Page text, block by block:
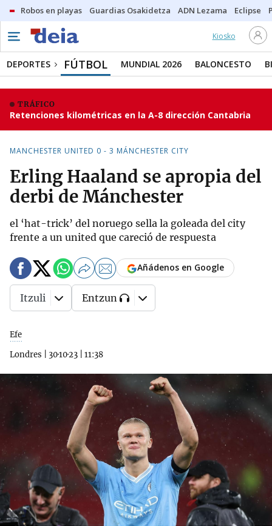
Robos en playas Guardias Osakidetza ADN Lezama Eclipse
Kiosko
DEPORTES FÚTBOL MUNDIAL 2026 BALONCESTO
TRÁFICO
Retenciones kilométricas en la A-8 dirección Cantabria
MANCHESTER UNITED 0 - 3 MÁNCHESTER CITY
Erling Haaland se apropia del
derbi de Mánchester
el ‘hat-trick’ del noruego sella la goleada del city
frente a un united que careció de respuesta
Efe
Londres
30·10·23 11:38
Añádenos en Google
Itzuli Entzun